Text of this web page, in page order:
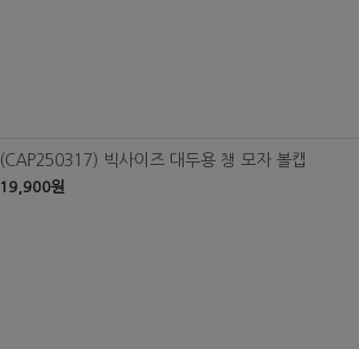
(CAP250317) 빅사이즈 대두용 챙 모자 볼캡
19,900원